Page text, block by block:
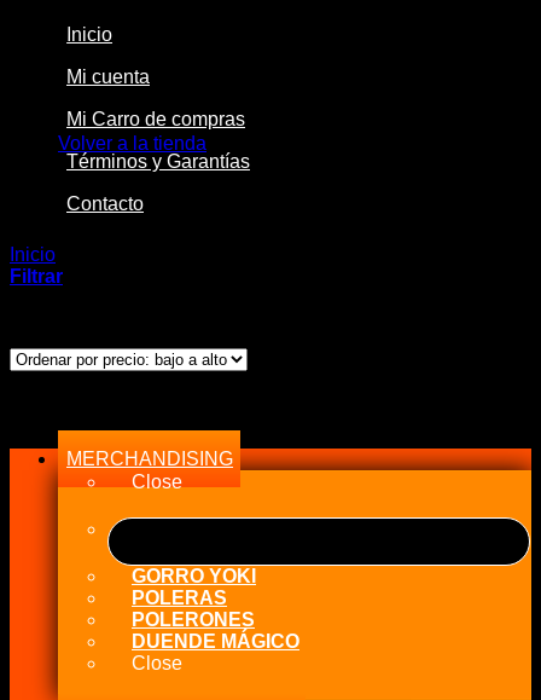
Volver a la tienda
Inicio
Mi cuenta
Mi Carro de compras
Términos y Garantías
Contacto
Inicio
Filtrar
MERCHANDISING
Close
GORRO YOKI
POLERAS
POLERONES
DUENDE MÁGICO
Close